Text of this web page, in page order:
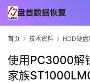
首页 技术资料 HDD硬
使用PC3000解
家族